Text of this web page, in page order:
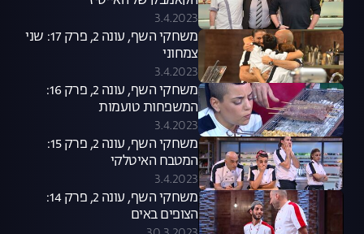
3.4.2023
משחקי השף, עונה 2, פרק 17: שני
צמחוני
3.4.2023
משחקי השף, עונה 2, פרק 16:
המשפחות טועמות
3.4.2023
משחקי השף, עונה 2, פרק 15:
המטבח האיטלקי
3.4.2023
משחקי השף, עונה 2, פרק 14:
הצופים באים